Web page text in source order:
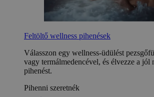
Feltöltő wellness pihenések
Válasszon egy wellness-üdülést
vagy termálmedencével, és élvezze a jól
pihenést.
Pihenni szeretnék